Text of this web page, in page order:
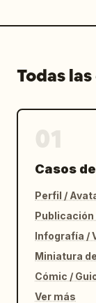
Todas
Casos
Perfil /
Infografía /
Miniatura
Cómic /
Ver más